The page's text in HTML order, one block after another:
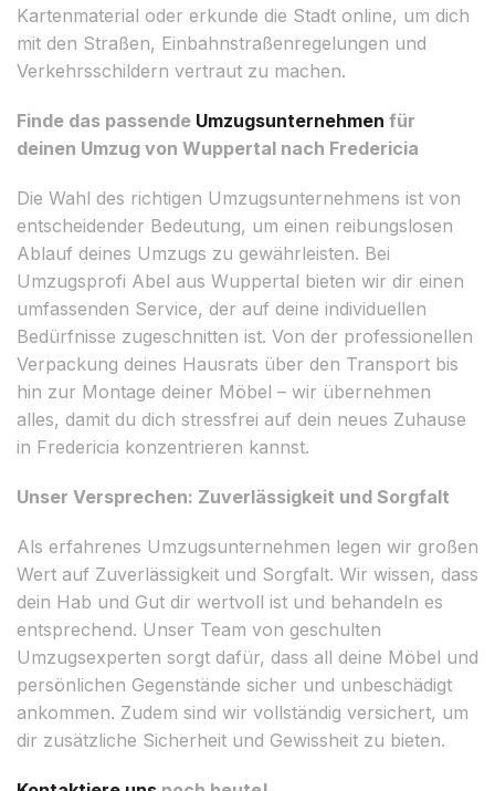
Kartenmaterial oder erkunde die Stadt online, um dich
mit den Straßen, Einbahnstraßenregelungen und
Verkehrsschildern vertraut zu machen.
Finde das passende Umzugsunternehmen für
deinen Umzug von Wuppertal nach Fredericia
Die Wahl des richtigen Umzugsunternehmens ist von
entscheidender Bedeutung, um einen reibungslosen
Ablauf deines Umzugs zu gewährleisten. Bei
Umzugsprofi Abel aus Wuppertal bieten wir dir einen
umfassenden Service, der auf deine individuellen
Bedürfnisse zugeschnitten ist. Von der professionellen
Verpackung deines Hausrats über den Transport bis
hin zur Montage deiner Möbel – wir übernehmen
alles, damit du dich stressfrei auf dein neues Zuhause
in Fredericia konzentrieren kannst.
Unser Versprechen: Zuverlässigkeit und Sorgfalt
Als erfahrenes Umzugsunternehmen legen wir großen
Wert auf Zuverlässigkeit und Sorgfalt. Wir wissen, dass
dein Hab und Gut dir wertvoll ist und behandeln es
entsprechend. Unser Team von geschulten
Umzugsexperten sorgt dafür, dass all deine Möbel und
persönlichen Gegenstände sicher und unbeschädigt
ankommen. Zudem sind wir vollständig versichert, um
dir zusätzliche Sicherheit und Gewissheit zu bieten.